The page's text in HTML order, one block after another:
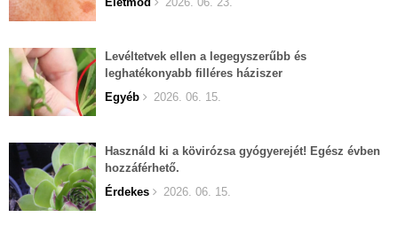
Levéltetvek ellen a legegyszerűbb és
leghatékonyabb filléres háziszer
Egyéb
2026. 06. 15.
Használd ki a kövirózsa gyógyerejét! Egész évben
hozzáférhető.
Érdekes
2026. 06. 15.